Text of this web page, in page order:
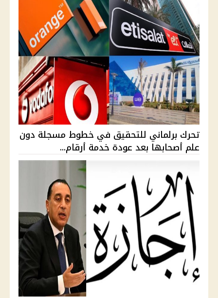
تحرك برلماني للتحقيق في خطوط مسجلة دون
علم أصحابها بعد عودة خدمة أرقام...